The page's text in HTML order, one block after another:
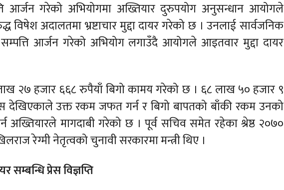
आर्जन गरेको अभियोगमा अख्तियार दुरुपयोग अनुसन्धान आयोगले
विषेश अदालतमा भ्रष्टाचार मुद्दा दायर गरेको छ । उनलाई सार्वजनिक
आर्जन गरेको अभियोग लगाउँदै आयोगले आइतवार मुद्दा दायर
२७ हजार ६६८ रुपैयाँ बिगो कामय गरेको छ । ६८ लाख ५० हजार ९
देखिएकाले उक्त रकम जफत गर्न र बिगो बापतको बाँकी रकम उनको
अख्तियारले मागदाबी गरेको छ । पूर्व सचिव समेत रहेका श्रेष्ठ २०७०
रेग्मी नेतृत्वको चुनावी सरकारमा मन्त्री थिए ।
सम्बन्धि प्रेस विज्ञप्ति